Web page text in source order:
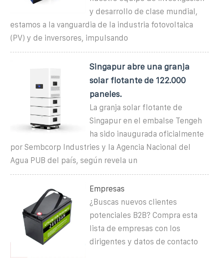
y desarrollo de clase mundial,
estamos a la vanguardia de la industria fotovoltaica
(PV) y de inversores, impulsando
Singapur abre una granja
solar flotante de 122.000
paneles.
La granja solar flotante de
Singapur en el embalse Tengeh
ha sido inaugurada oficialmente
por Sembcorp Industries y la Agencia Nacional del
Agua PUB del país, según revela un
Empresas
¿Buscas nuevos clientes
potenciales B2B? Compra esta
lista de empresas con los
dirigentes y datos de contacto